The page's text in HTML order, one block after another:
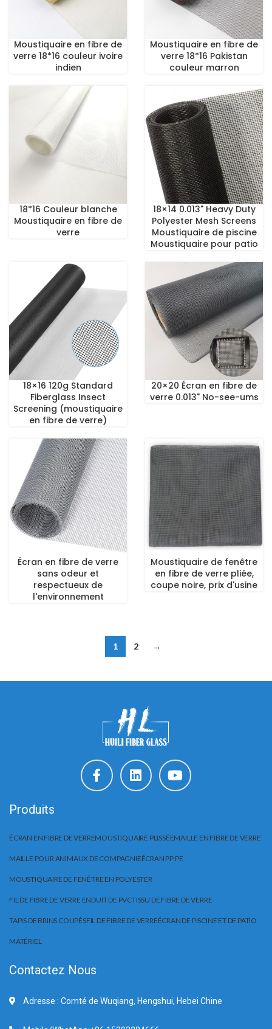
Moustiquaire en fibre de
verre 18*16 couleur ivoire
indien
Moustiquaire en fibre de
verre 18*16 Pakistan
couleur marron
18*16 Couleur blanche
Moustiquaire en fibre de
verre
18×14 0.013" Heavy Duty
Polyester Mesh Screens
Moustiquaire de piscine
Moustiquaire pour patio
18×16 120g Standard
Fiberglass Insect
Screening (moustiquaire
en fibre de verre)
20×20 Écran en fibre de
verre 0.013" No-see-ums
Écran en fibre de verre
sans odeur et
respectueux de
l'environnement
Moustiquaire de fenêtre
en fibre de verre pliée,
coupe noire, prix d'usine
1 2 →
Produits
ÉCRAN EN FIBRE DE VERREMOUSTIQUAIRE PLISSÉEMAILLE EN FIBRE DE VERRE
MAILLE POUR ANIMAUX DE COMPAGNIEÉCRAN PP PE
MOUSTIQUAIRE DE FENÊTRE EN POLYESTER
FIL DE FIBRE DE VERRE ENDUIT DE PVCTISSU DE FIBRE DE VERRE
TAPIS DE BRINS COUPÉSFIL DE FIBRE DE VERREÉCRAN DE PISCINE ET DE PATIO
MATÉRIEL
Contactez Nous
Adresse : Comté de Wuqiang, Hengshui, Hebei Chine